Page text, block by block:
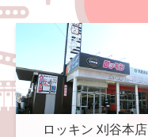
ロッキン 刈谷本店